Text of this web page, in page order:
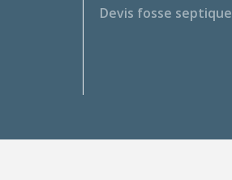
Devis fosse septique